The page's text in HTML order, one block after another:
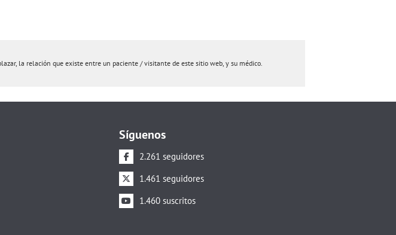
la relación que existe entre un paciente / visitante de este sitio web, y su médico.
Síguenos
2.261 seguidores
1.461 seguidores
1.460 suscritos